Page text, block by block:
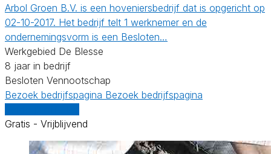
Arbol Groen B.V. is een hoveniersbedrijf dat is opgericht op
02-10-2017. Het bedrijf telt 1 werknemer en de
ondernemingsvorm is een Besloten…
Werkgebied De Blesse
8 jaar in bedrijf
Besloten Vennootschap
Bezoek bedrijfspagina Bezoek bedrijfspagina
Gratis - Vrijblijvend